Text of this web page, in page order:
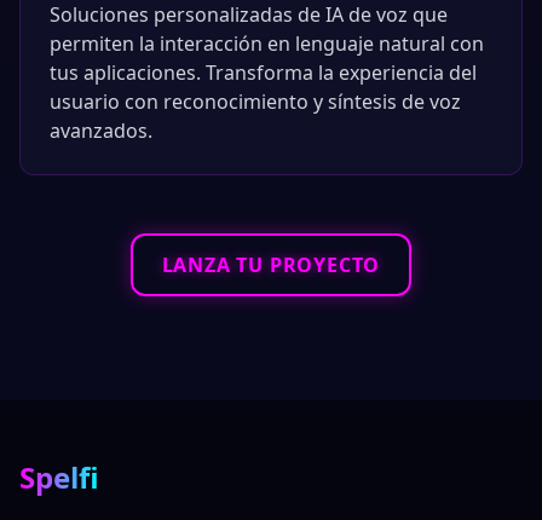
Soluciones personalizadas de IA de voz que
permiten la interacción en lenguaje natural con
tus aplicaciones. Transforma la experiencia del
usuario con reconocimiento y síntesis de voz
avanzados.
LANZA TU PROYECTO
Spelfi